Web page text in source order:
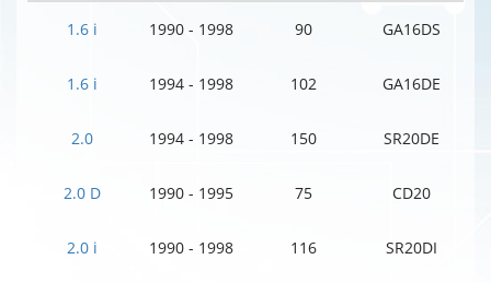
1.6 i 1990 - 1998 90 GA16DS
1.6 i 1994 - 1998 102 GA16DE
2.0 1994 - 1998 150 SR20DE
2.0 D 1990 - 1995 75 CD20
2.0 i 1990 - 1998 116 SR20DI